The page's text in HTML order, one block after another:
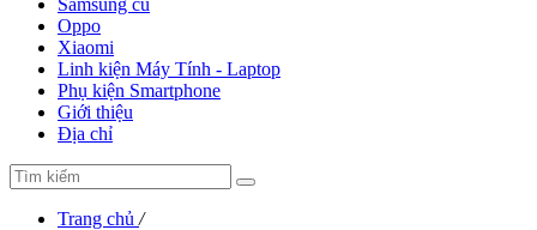
Samsung cũ
Oppo
Xiaomi
Linh kiện Máy Tính - Laptop
Phụ kiện Smartphone
Giới thiệu
Địa chỉ
Trang chủ /